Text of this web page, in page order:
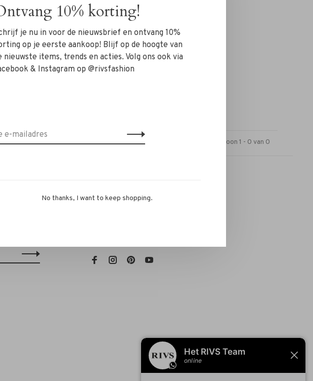
producten gevonden!...
Toon 1 - 0 van 0
nieuwsbrief en
RIVS Store
10% korting!
je nu in voor de nieuwsbrief en ontvang 10%
op je eerste aankoop! Blijf op de hoogte van
nieuwste items, trends en acties. Volg ons ook via
& Instagram op @rivsfashion
No thanks, I want to keep shopping.